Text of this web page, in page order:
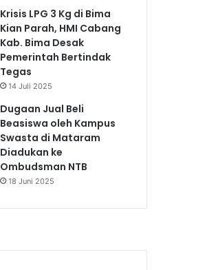
Krisis LPG 3 Kg di Bima
Kian Parah, HMI Cabang
Kab. Bima Desak
Pemerintah Bertindak
Tegas
14 Juli 2025
Dugaan Jual Beli
Beasiswa oleh Kampus
Swasta di Mataram
Diadukan ke
Ombudsman NTB
18 Juni 2025